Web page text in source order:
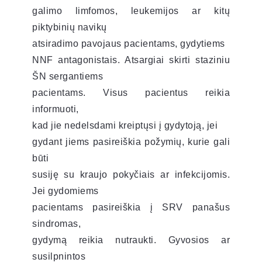
galimo limfomos, leukemijos ar kitų
piktybinių navikų
atsiradimo pavojaus pacientams, gydytiems
NNF antagonistais. Atsargiai skirti staziniu
ŠN sergantiems
pacientams. Visus pacientus reikia
informuoti,
kad jie nedelsdami kreiptųsi į gydytoją, jei
gydant jiems pasireiškia požymių, kurie gali
būti
susiję su kraujo pokyčiais ar infekcijomis.
Jei gydomiems
pacientams pasireiškia į SRV panašus
sindromas,
gydymą reikia nutraukti. Gyvosios ar
susilpnintos